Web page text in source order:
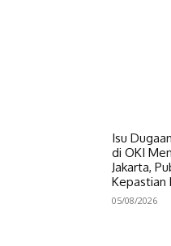
Isu
di OKI
Jakarta,
Kepastian
05/08/2026